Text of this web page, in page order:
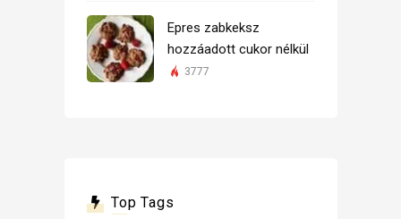
Epres zabkeksz
hozzáadott cukor nélkül
3777
Top Tags